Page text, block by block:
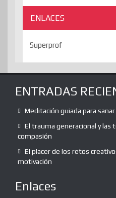
ENLACES
Superprof
ENTRADAS
Meditación guiada para
El trauma generacional y las
compasión
El placer de los retos
motivación
Enlaces